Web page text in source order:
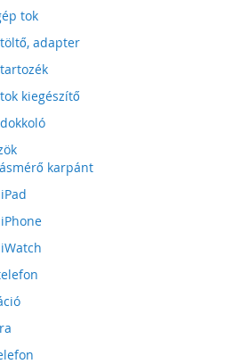
tok
adapter
kiegészítő
karpánt